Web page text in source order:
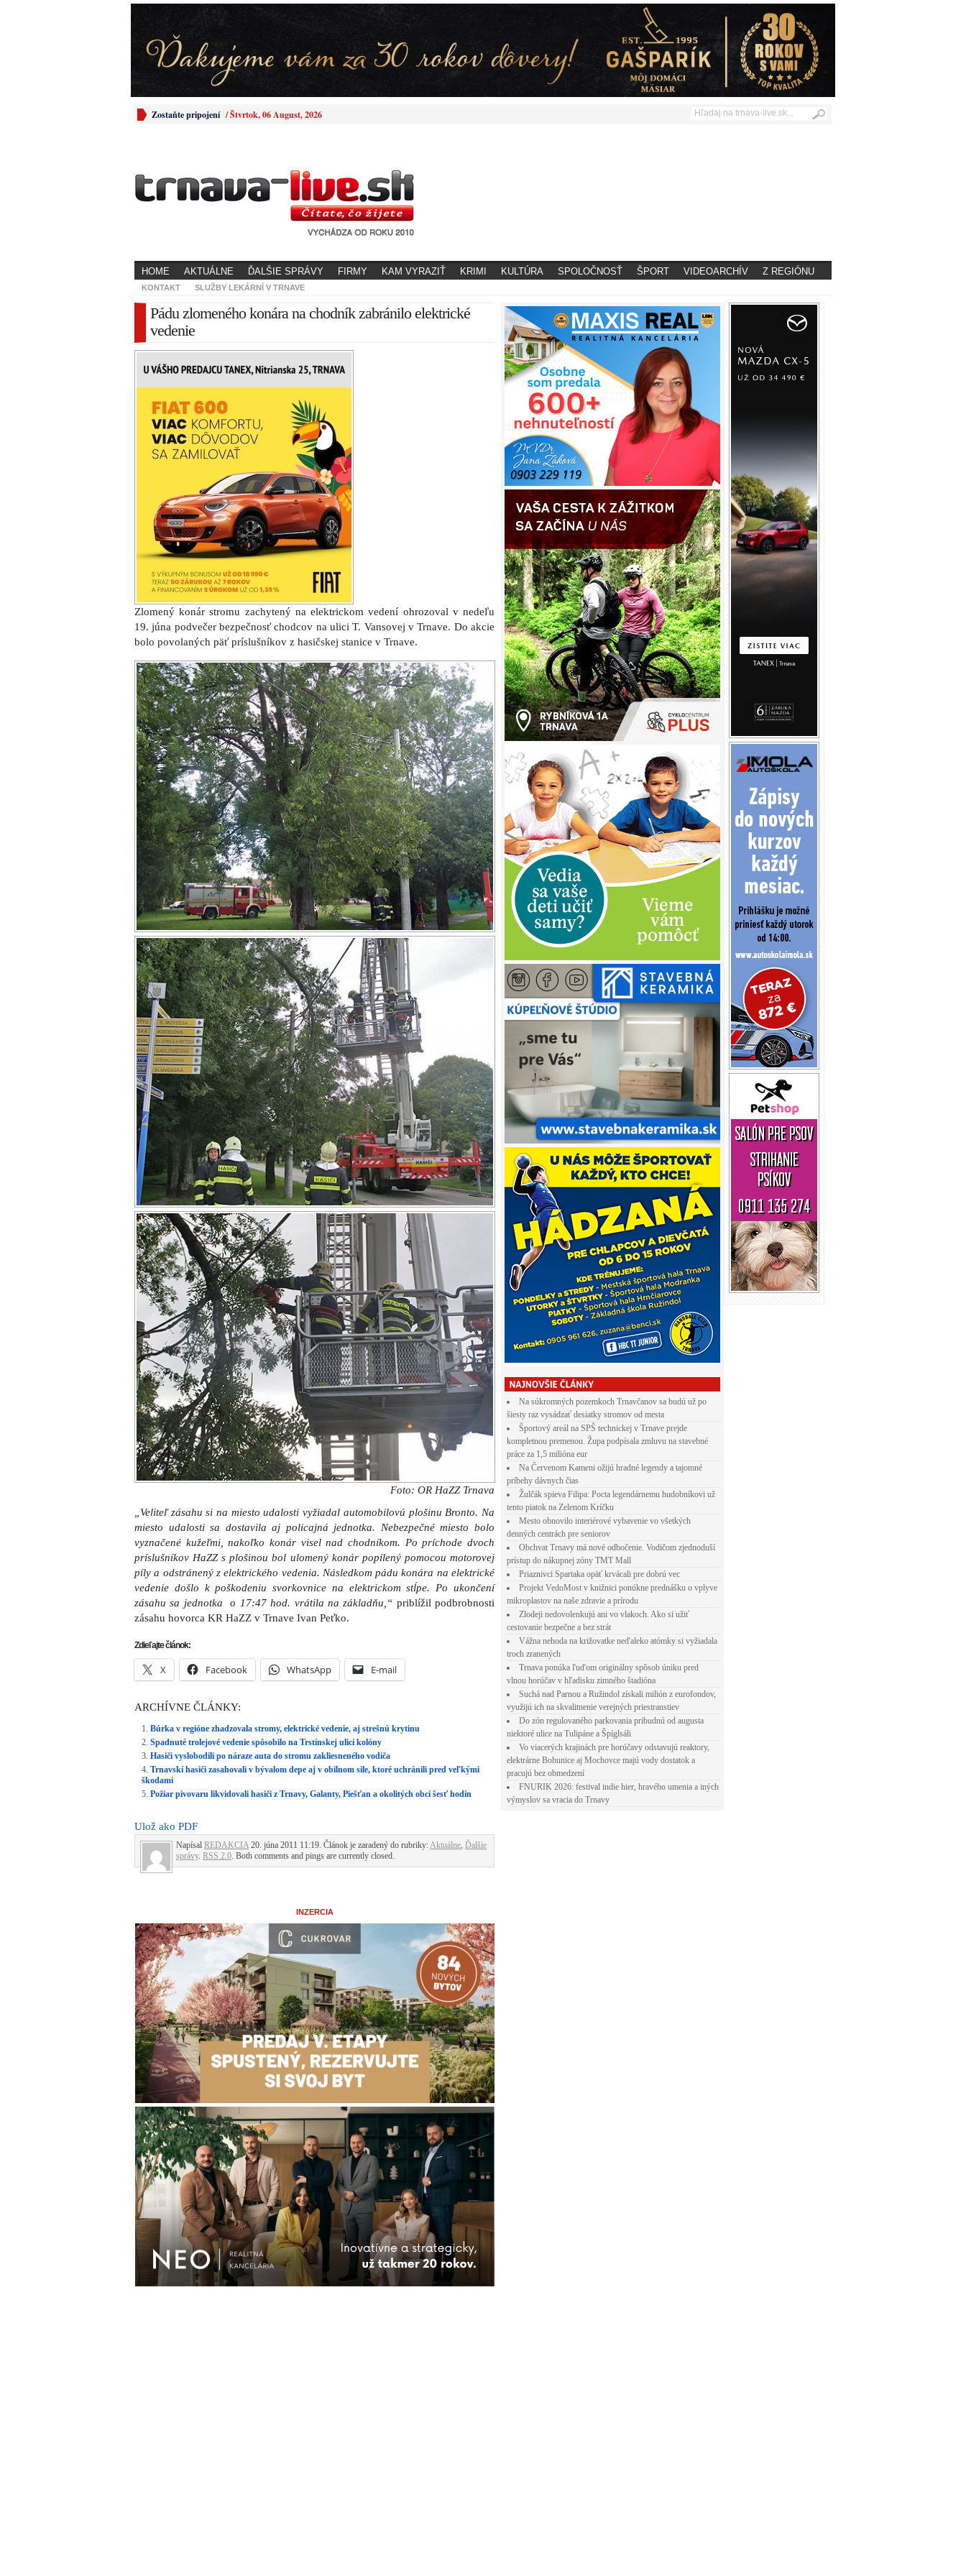
Zostaňte pripojení /Štvrtok, 06 August, 2026
HOME AKTUÁLNE ĎALŠIE SPRÁVY FIRMY KAM VYRAZIŤ KRIMI KULTÚRA SPOLOČNOSŤ ŠPORT VIDEOARCHÍV Z REGIÓNU
KONTAKT SLUŽBY LEKÁRNÍ V TRNAVE
Pádu zlomeného konára na chodník zabránilo elektrické
vedenie
Zlomený konár stromu zachytený na elektrickom vedení ohrozoval v nedeľu
19. júna podvečer bezpečnosť chodcov na ulici T. Vansovej v Trnave. Do akcie
bolo povolaných päť príslušníkov z hasičskej stanice v Trnave.
Foto: OR HaZZ Trnava
„Veliteľ zásahu si na miesto udalosti vyžiadal automobilovú plošinu Bronto. Na
miesto udalosti sa dostavila aj policajná jednotka. Nebezpečné miesto bolo
vyznačené kužeľmi, nakoľko konár visel nad chodníkom. Po príchode dvoch
príslušníkov HaZZ s plošinou bol ulomený konár popílený pomocou motorovej
píly a odstránený z elektrického vedenia. Následkom pádu konára na elektrické
vedenie došlo k poškodeniu svorkovnice na elektrickom stĺpe. Po ukončení
zásahu sa jednotka o 17:47 hod. vrátila na základňu,“ priblížil podbrobnosti
zásahu hovorca KR HaZZ v Trnave Ivan Peťko.
Zdieľajte článok:
X Facebook WhatsApp E-mail
ARCHÍVNE ČLÁNKY:
Búrka v regióne zhadzovala stromy, elektrické vedenie, aj strešnú krytinu
Spadnuté trolejové vedenie spôsobilo na Trstínskej ulici kolóny
Hasiči vyslobodili po náraze auta do stromu zakliesneného vodiča
Trnavskí hasiči zasahovali v bývalom depe aj v obilnom sile, ktoré uchránili pred veľkými
škodami
Požiar pivovaru likvidovali hasiči z Trnavy, Galanty, Piešťan a okolitých obcí šesť hodín
Ulož ako PDF
Napísal REDAKCIA 20. júna 2011 11:19. Článok je zaradený do rubriky:Aktuálne, Ďalšie
správy. RSS 2.0. Both comments and pings are currently closed.
INZERCIA
Na súkromných pozemkoch Trnavčanov sa budú už po
šiesty raz vysádzať desiatky stromov od mesta
Športový areál na SPŠ technickej v Trnave prejde
kompletnou premenou. Župa podpísala zmluvu na stavebné
práce za 1,5 milióna eur
Na Červenom Kameni ožijú hradné legendy a tajomné
príbehy dávnych čias
Žulčák spieva Filipa: Pocta legendárnemu hudobníkovi už
tento piatok na Zelenom Kríčku
Mesto obnovilo interiérové vybavenie vo všetkých
denných centrách pre seniorov
Obchvat Trnavy má nové odbočenie. Vodičom zjednoduší
prístup do nákupnej zóny TMT Mall
Priaznivci Spartaka opäť krvácali pre dobrú vec
Projekt VedoMost v knižnici ponúkne prednášku o vplyve
mikroplastov na naše zdravie a prírodu
Zlodeji nedovolenkujú ani vo vlakoch. Ako si užiť
cestovanie bezpečne a bez strát
Vážna nehoda na križovatke neďaleko atómky si vyžiadala
troch zranených
Trnava ponúka ľuďom originálny spôsob úniku pred
vlnou horúčav v hľadisku zimného štadióna
Suchá nad Parnou a Ružindol získali milión z eurofondov,
využijú ich na skvalitnenie verejných priestranstiev
Do zón regulovaného parkovania pribudnú od augusta
niektoré ulice na Tulipáne a Špíglsáli
Vo viacerých krajinách pre horúčavy odstavujú reaktory,
elektrárne Bohunice aj Mochovce majú vody dostatok a
pracujú bez obmedzení
FNURIK 2026: festival indie hier, hravého umenia a iných
výmyslov sa vracia do Trnavy